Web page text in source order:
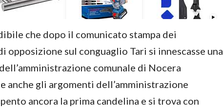
che dopo il comunicato stampa dei
opposizione sul conguaglio Tari si innescasse una
comunale di Nocera
anche gli argomenti dell’amministrazione
ancora la prima candelina e si trova con